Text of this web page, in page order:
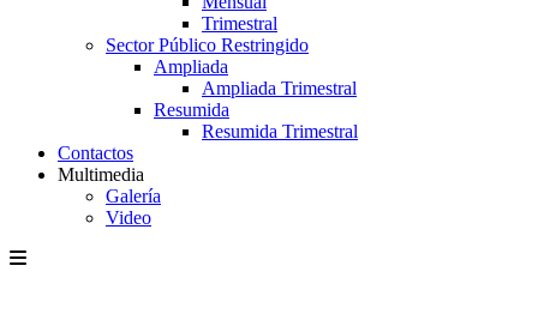
Trimestral
Sector Público Restringido
Ampliada
Ampliada Trimestral
Resumida
Resumida Trimestral
Contactos
Multimedia
Galería
Video